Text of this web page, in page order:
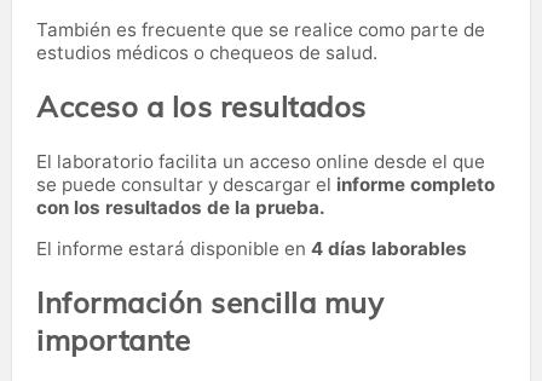
También es frecuente que se realice como parte de
estudios médicos o chequeos de salud.
Acceso a los resultados
El laboratorio facilita un acceso online desde el que
se puede consultar y descargar el informe completo
con los resultados de la prueba.
El informe estará disponible en 4 días laborables
Información sencilla muy
importante